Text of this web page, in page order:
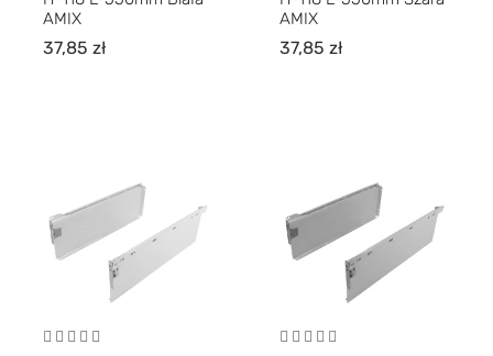
AMIX
37,85 zł
AMIX
37,85 zł